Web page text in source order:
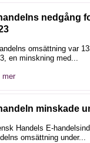
nedgång
omsättning var
en minskning med...
mer
minskade
Handels E-
omsättning under...